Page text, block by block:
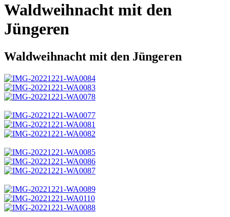
Waldweihnacht mit den
Jüngeren
Waldweihnacht mit den Jüngeren